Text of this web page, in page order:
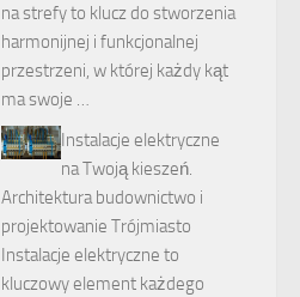
na strefy to klucz do stworzenia
harmonijnej i funkcjonalnej
przestrzeni, w której każdy kąt
ma swoje …
Instalacje elektryczne
na Twoją kieszeń.
Architektura budownictwo i
projektowanie Trójmiasto
Instalacje elektryczne to
kluczowy element każdego